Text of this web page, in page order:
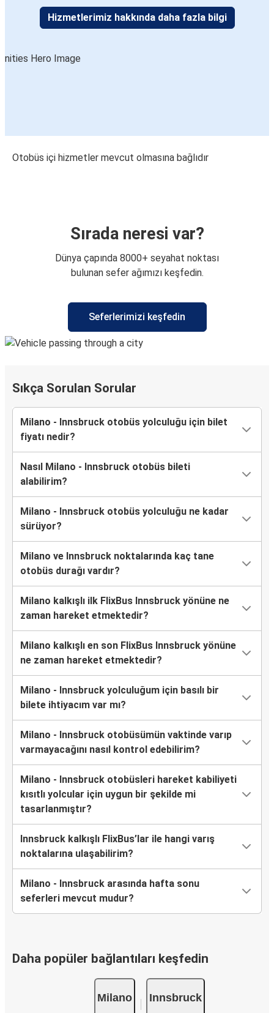
Hizmetlerimiz hakkında daha fazla bilgi
Otobüs içi hizmetler mevcut olmasına bağlıdır
Sırada neresi var?
Dünya çapında 8000+ seyahat noktası
bulunan sefer ağımızı keşfedin.
Seferlerimizi keşfedin
Sıkça Sorulan Sorular
Milano - Innsbruck otobüs yolculuğu için bilet
fiyatı nedir?
Nasıl Milano - Innsbruck otobüs bileti
alabilirim?
Milano - Innsbruck otobüs yolculuğu ne kadar
sürüyor?
Milano ve Innsbruck noktalarında kaç tane
otobüs durağı vardır?
Milano kalkışlı ilk FlixBus Innsbruck yönüne ne
zaman hareket etmektedir?
Milano kalkışlı en son FlixBus Innsbruck yönüne
ne zaman hareket etmektedir?
Milano - Innsbruck yolculuğum için basılı bir
bilete ihtiyacım var mı?
Milano - Innsbruck otobüsümün vaktinde varıp
varmayacağını nasıl kontrol edebilirim?
Milano - Innsbruck otobüsleri hareket kabiliyeti
kısıtlı yolcular için uygun bir şekilde mi
tasarlanmıştır?
Innsbruck kalkışlı FlixBus’lar ile hangi varış
noktalarına ulaşabilirim?
Milano - Innsbruck arasında hafta sonu
seferleri mevcut mudur?
Daha popüler bağlantıları keşfedin
Milano Innsbruck